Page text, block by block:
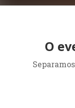
O